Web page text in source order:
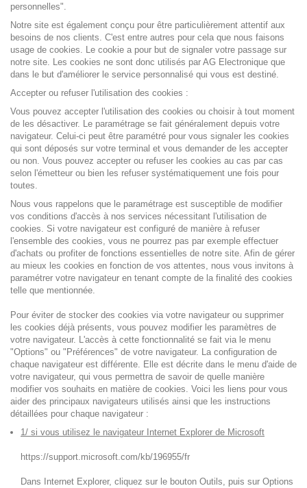
personnelles".
Notre site est également conçu pour être particulièrement attentif aux
besoins de nos clients. C'est entre autres pour cela que nous faisons
usage de cookies. Le cookie a pour but de signaler votre passage sur
notre site. Les cookies ne sont donc utilisés par AG Electronique que
dans le but d'améliorer le service personnalisé qui vous est destiné.
Accepter ou refuser l'utilisation des cookies :
Vous pouvez accepter l'utilisation des cookies ou choisir à tout moment
de les désactiver. Le paramétrage se fait généralement depuis votre
navigateur. Celui-ci peut être paramétré pour vous signaler les cookies
qui sont déposés sur votre terminal et vous demander de les accepter
ou non. Vous pouvez accepter ou refuser les cookies au cas par cas
selon l'émetteur ou bien les refuser systématiquement une fois pour
toutes.
Nous vous rappelons que le paramétrage est susceptible de modifier
vos conditions d'accès à nos services nécessitant l'utilisation de
cookies. Si votre navigateur est configuré de manière à refuser
l'ensemble des cookies, vous ne pourrez pas par exemple effectuer
d'achats ou profiter de fonctions essentielles de notre site. Afin de gérer
au mieux les cookies en fonction de vos attentes, nous vous invitons à
paramétrer votre navigateur en tenant compte de la finalité des cookies
telle que mentionnée.
Pour éviter de stocker des cookies via votre navigateur ou supprimer
les cookies déjà présents, vous pouvez modifier les paramètres de
votre navigateur. L'accès à cette fonctionnalité se fait via le menu
"Options" ou "Préférences" de votre navigateur. La configuration de
chaque navigateur est différente. Elle est décrite dans le menu d'aide de
votre navigateur, qui vous permettra de savoir de quelle manière
modifier vos souhaits en matière de cookies. Voici les liens pour vous
aider des principaux navigateurs utilisés ainsi que les instructions
détaillées pour chaque navigateur :
1/ si vous utilisez le navigateur Internet Explorer de Microsoft
https://support.microsoft.com/kb/196955/fr
Dans Internet Explorer, cliquez sur le bouton Outils, puis sur Options